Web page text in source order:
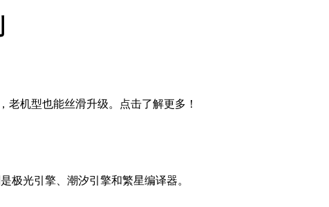
老机型也能丝滑升级。点击了解更多！
极光引擎、潮汐引擎和繁星编译器。